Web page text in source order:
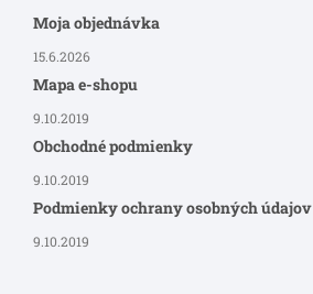
Moja objednávka
15.6.2026
Mapa e-shopu
9.10.2019
Obchodné podmienky
9.10.2019
Podmienky ochrany osobných údajov
9.10.2019